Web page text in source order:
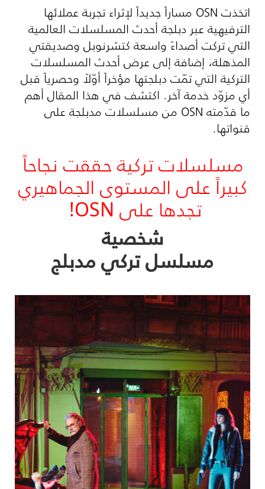
اتخذتOSN مساراً جديداً لإثراء تجربة عملائها
الترفيهية عبر دبلجة أحدث المسلسلات العالمية
التي تركت أصداءً واسعة كتشرنوبل وصديقتي
المذهلة، إضافة إلى عرض أحدث المسلسلات
التركية التي تمّت دبلجتها مؤخراً أوّلاً وحصرياً قبل
أي مزوّد خدمة آخر. اكتشف في هذا المقال أهم
ما قدّمتهOSN من مسلسلات مدبلجة على
قنواتها.
مسلسلات تركية حققت نجاحاً
كبيراً على المستوى الجماهيري
تجدها على OSN!
شخصية
مسلسل تركي مدبلج